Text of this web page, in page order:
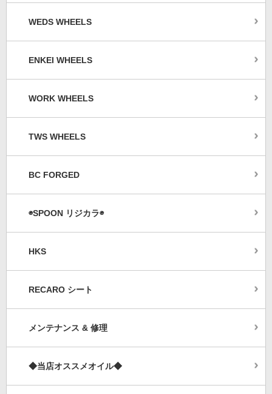
WEDS WHEELS
ENKEI WHEELS
WORK WHEELS
TWS WHEELS
BC FORGED
◉SPOON リジカラ◉
HKS
RECARO シート
メンテナンス & 修理
◆当店オススメオイル◆